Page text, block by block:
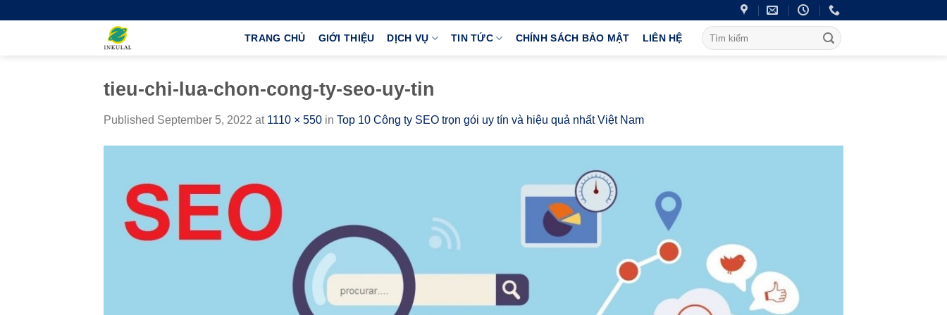
TRANG CHỦ GIỚI THIỆU DỊCH VỤ TIN TỨC CHÍNH SÁCH BẢO MẬT LIÊN HỆ
tieu-chi-lua-chon-cong-ty-seo-uy-tin
Published September 5, 2022 at 1110 × 550 in Top 10 Công ty SEO trọn gói uy tín và hiệu quả nhất Việt Nam